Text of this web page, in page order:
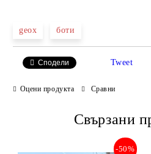
geox боти
Сподели Tweet
Оцени продукта Сравни
Свързани
-50%